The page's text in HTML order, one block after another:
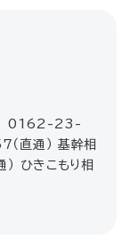
G 0162-23-
直通） 基幹相
ひきこもり相